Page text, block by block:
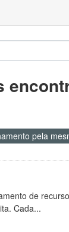
pela
de
Cada...